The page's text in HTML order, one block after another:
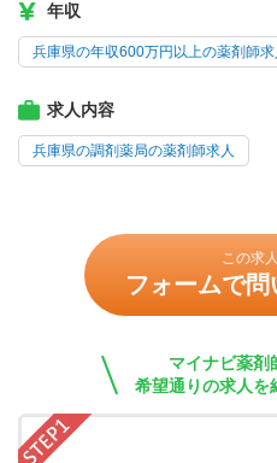
年収
兵庫県の年収600万円以上の薬剤師求
求人内容
兵庫県の調剤薬局の薬剤師求人
この求
フォームで問
マイナビ薬剤
希望通りの求人を